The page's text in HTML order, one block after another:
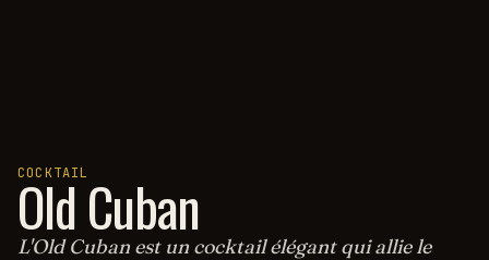
COCKTAIL
Old Cuban
L'Old Cuban est un cocktail élégant qui allie le